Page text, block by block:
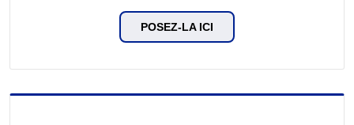
POSEZ-LA ICI